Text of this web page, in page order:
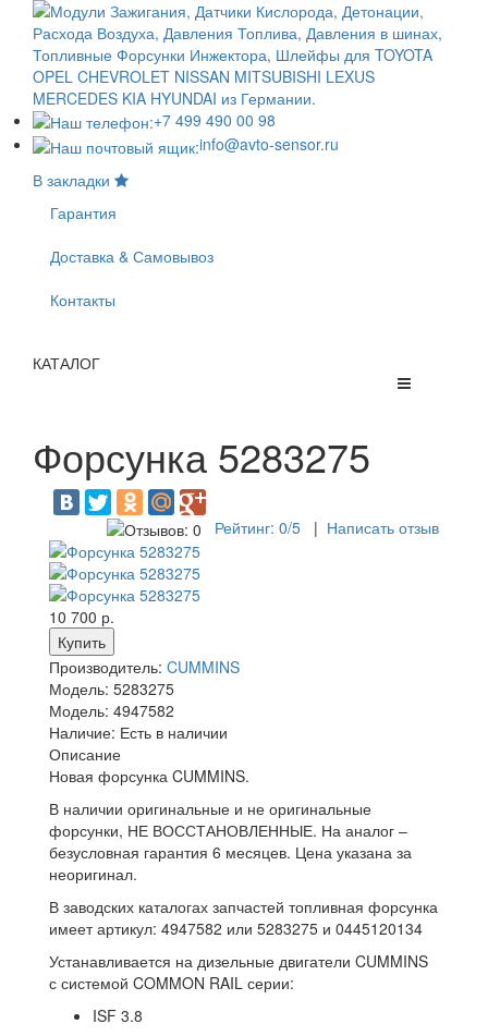
+7 499 490 00 98
info@avto-sensor.ru
В закладки
Гарантия
Доставка & Самовывоз
Контакты
КАТАЛОГ
Форсунка 5283275
Рейтинг: 0/5 | Написать отзыв
10 700 р.
Производитель: CUMMINS
Модель: 5283275
Модель: 4947582
Наличие: Есть в наличии
Описание
Новая форсунка CUMMINS.
В наличии оригинальные и не оригинальные
форсунки, НЕ ВОССТАНОВЛЕННЫЕ. На аналог –
безусловная гарантия 6 месяцев. Цена указана за
неоригинал.
В заводских каталогах запчастей топливная форсунка
имеет артикул: 4947582 или 5283275 и 0445120134
Устанавливается на дизельные двигатели CUMMINS
с системой COMMON RAIL серии:
ISF 3.8